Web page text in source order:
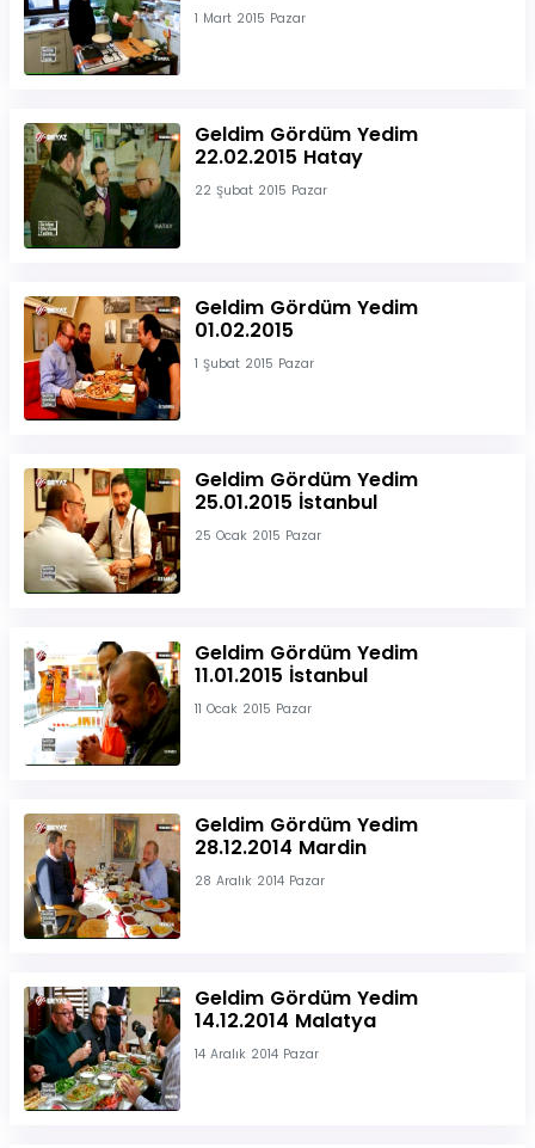
1 Mart 2015 Pazar
Geldim Gördüm Yedim
22.02.2015 Hatay
22 Şubat 2015 Pazar
Geldim Gördüm Yedim
01.02.2015
1 Şubat 2015 Pazar
Geldim Gördüm Yedim
25.01.2015 İstanbul
25 Ocak 2015 Pazar
Geldim Gördüm Yedim
11.01.2015 İstanbul
11 Ocak 2015 Pazar
Geldim Gördüm Yedim
28.12.2014 Mardin
28 Aralık 2014 Pazar
Geldim Gördüm Yedim
14.12.2014 Malatya
14 Aralık 2014 Pazar